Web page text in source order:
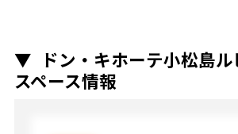
ドン・キホーテ小松島
スペース情報